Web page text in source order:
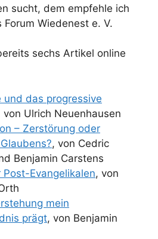
sucht, dem empfehle ich
Wiedenest e. V.
sechs Artikel online
und das progressive
von Ulrich Neuenhausen
– Zerstörung oder
, von Cedric
Benjamin Carstens
Post-Evangelikalen, von
mein
prägt, von Benjamin